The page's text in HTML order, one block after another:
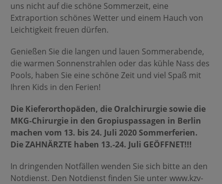
uns nicht auf die schöne Sommerzeit, eine
Extraportion schönes Wetter und einem Hauch von
Leichtigkeit freuen dürfen.
Genießen Sie die langen und lauen Sommerabende,
die warmen Sonnenstrahlen oder das kühle Nass des
Pools, haben Sie eine schöne Zeit und viel Spaß mit
Ihren Kids in den Ferien!
Die Kieferorthopäden, die Oralchirurgie sowie die
MKG-Chirurgie in den Gropiuspassagen in Berlin
machen vom 13. bis 24. Juli 2020 Sommerferien.
Die ZAHNÄRZTE haben 13.-24. Juli GEÖFFNET!!!
In dringenden Notfällen wenden Sie sich bitte an den
Notdienst. Den Notdienst finden Sie unter www.kzv-